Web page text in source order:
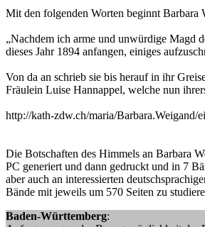
Mit den folgenden Worten beginnt Barbara
„Nachdem ich arme und unwürdige Magd
dieses Jahr 1894 anfangen, einiges
Von da an schrieb sie bis herauf in ihr
Fräulein Luise Hannappel, welche nun
http://kath-zdw.ch/maria/Barbara.Weigand/
Die Botschaften des Himmels an Barbara
PC generiert und dann gedruckt und in 7
aber auch an interessierten
Bände mit jeweils um 570 Seiten zu
Baden-Württemberg: